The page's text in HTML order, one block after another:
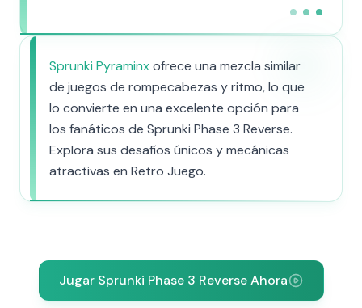
Sprunki Pyraminxofrece una mezcla similar
de juegos de rompecabezas y ritmo, lo que
lo convierte en una excelente opción para
los fanáticos de Sprunki Phase 3 Reverse.
Explora sus desafíos únicos y mecánicas
atractivas en Retro Juego.
Jugar Sprunki Phase 3 Reverse Ahora